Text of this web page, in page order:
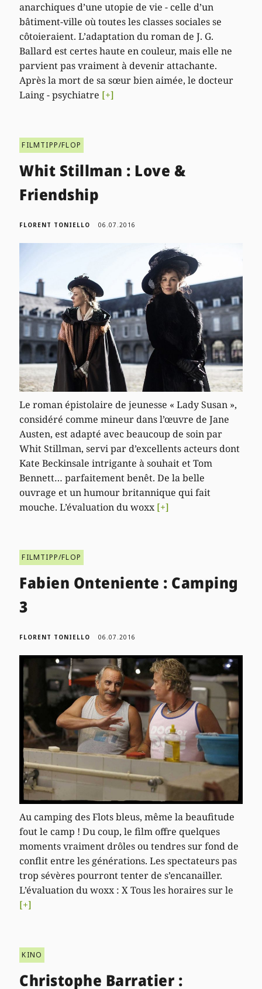
anarchiques d’une utopie de vie - celle d’un
bâtiment-ville où toutes les classes sociales se
côtoieraient. L’adaptation du roman de J. G.
Ballard est certes haute en couleur, mais elle ne
parvient pas vraiment à devenir attachante.
Après la mort de sa sœur bien aimée, le docteur
Laing - psychiatre [+]
FILMTIPP/FLOP
Whit Stillman : Love &
Friendship
FLORENT TONIELLO 06.07.2016
Le roman épistolaire de jeunesse « Lady Susan »,
considéré comme mineur dans l’œuvre de Jane
Austen, est adapté avec beaucoup de soin par
Whit Stillman, servi par d’excellents acteurs dont
Kate Beckinsale intrigante à souhait et Tom
Bennett… parfaitement benêt. De la belle
ouvrage et un humour britannique qui fait
mouche. L’évaluation du woxx[+]
FILMTIPP/FLOP
Fabien Onteniente : Camping
3
FLORENT TONIELLO 06.07.2016
Au camping des Flots bleus, même la beaufitude
fout le camp ! Du coup, le film offre quelques
moments vraiment drôles ou tendres sur fond de
conflit entre les générations. Les spectateurs pas
trop sévères pourront tenter de s’encanailler.
L’évaluation du woxx : X Tous les horaires sur le
[+]
KINO
Christophe Barratier :